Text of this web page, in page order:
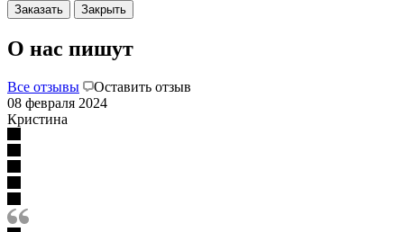
Заказать Закрыть
О нас пишут
Все отзывы
Оставить отзыв
08 февраля 2024
Кристина